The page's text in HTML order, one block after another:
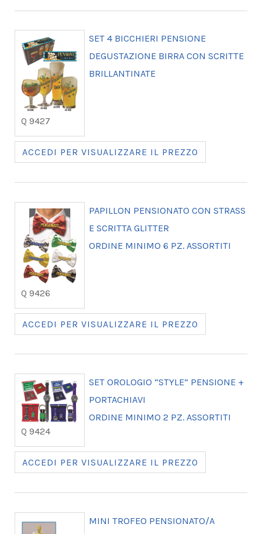
Q 9427
SET 4 BICCHIERI PENSIONE
DEGUSTAZIONE BIRRA CON SCRITTE
BRILLANTINATE
ACCEDI PER VISUALIZZARE IL PREZZO
Q 9426
PAPILLON PENSIONATO CON STRASS
E SCRITTA GLITTER
ORDINE MINIMO 6 PZ. ASSORTITI
ACCEDI PER VISUALIZZARE IL PREZZO
Q 9424
SET OROLOGIO “STYLE” PENSIONE +
PORTACHIAVI
ORDINE MINIMO 2 PZ. ASSORTITI
ACCEDI PER VISUALIZZARE IL PREZZO
MINI TROFEO PENSIONATO/A